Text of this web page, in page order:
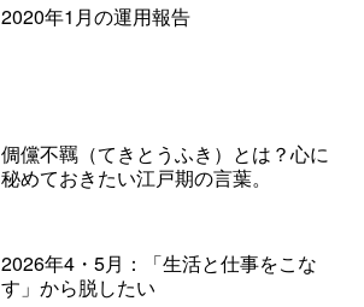
2020年1月の運用報告
倜儻不羈（てきとうふき）とは？心に
秘めておきたい江戸期の言葉。
2026年4・5月：「生活と仕事をこな
す」から脱したい